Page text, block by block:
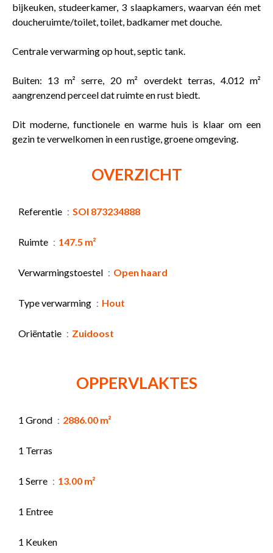
bijkeuken, studeerkamer, 3 slaapkamers, waarvan één met
doucheruimte/toilet, toilet, badkamer met douche.
Centrale verwarming op hout, septic tank.
Buiten: 13 m² serre, 20 m² overdekt terras, 4.012 m²
aangrenzend perceel dat ruimte en rust biedt.
Dit moderne, functionele en warme huis is klaar om een
gezin te verwelkomen in een rustige, groene omgeving.
OVERZICHT
Referentie SOI 873234888
Ruimte 147.5 m²
Verwarmingstoestel Open haard
Type verwarming Hout
Oriëntatie Zuidoost
OPPERVLAKTES
1 Grond 2886.00 m²
1 Terras
1 Serre 13.00 m²
1 Entree
1 Keuken